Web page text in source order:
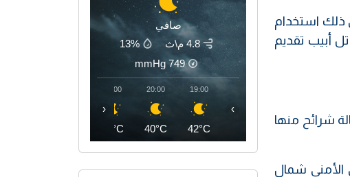
ذلك استخدام
أبيب تقديم
شرائح منها
الأمني شمال
صافي
4.8 م\ث
13%
749
mmHg
19:00
42°C
20:00
40°C
21:00
39°C
‹ ›